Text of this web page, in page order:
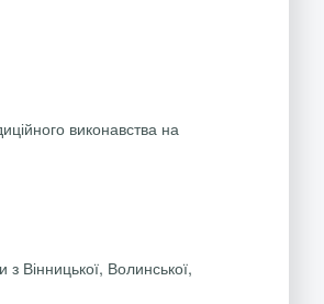
виконавства на
Вінницької, Волинської,